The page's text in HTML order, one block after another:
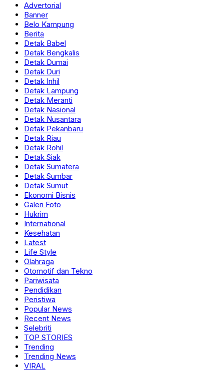
Advertorial
Banner
Belo Kampung
Berita
Detak Babel
Detak Bengkalis
Detak Dumai
Detak Duri
Detak Inhil
Detak Lampung
Detak Meranti
Detak Nasional
Detak Nusantara
Detak Pekanbaru
Detak Riau
Detak Rohil
Detak Siak
Detak Sumatera
Detak Sumbar
Detak Sumut
Ekonomi Bisnis
Galeri Foto
Hukrim
International
Kesehatan
Latest
Life Style
Olahraga
Otomotif dan Tekno
Pariwisata
Pendidikan
Peristiwa
Popular News
Recent News
Selebriti
TOP STORIES
Trending
Trending News
VIRAL